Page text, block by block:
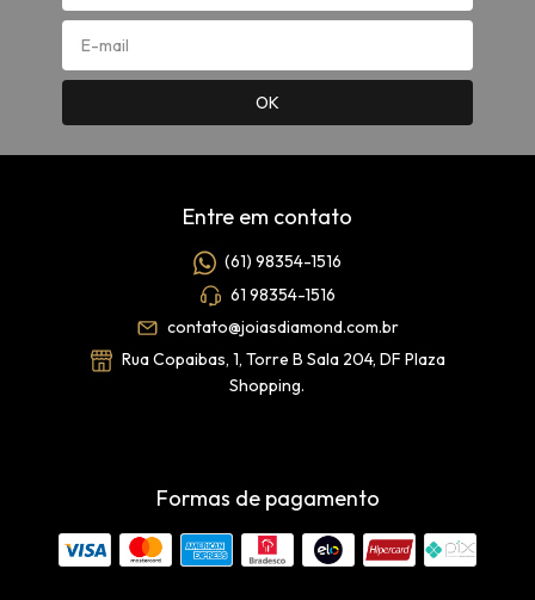
Entre em contato
(61) 98354-1516
61 98354-1516
contato@joiasdiamond.com.br
Rua Copaibas, 1, Torre B Sala 204, DF Plaza
Shopping.
Formas de pagamento